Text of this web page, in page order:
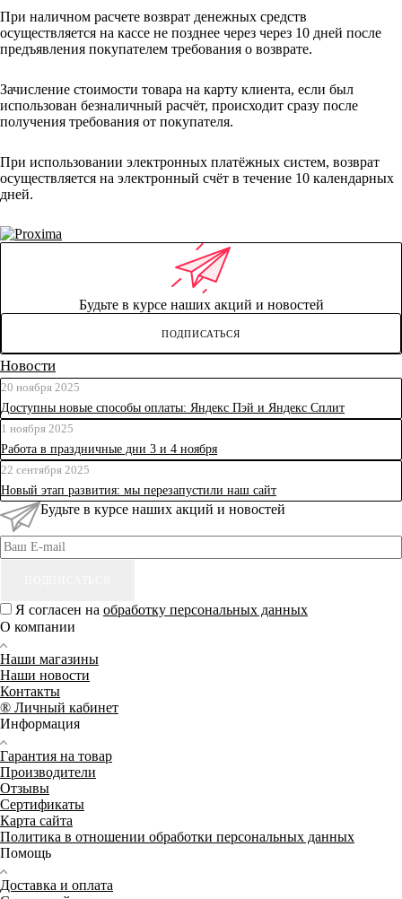
При наличном расчете возврат денежных средств
осуществляется на кассе не позднее через через 10 дней после
предъявления покупателем требования о возврате.
Зачисление стоимости товара на карту клиента, если был
использован безналичный расчёт, происходит сразу после
получения требования от покупателя.
При использовании электронных платёжных систем, возврат
осуществляется на электронный счёт в течение 10 календарных
дней.
Будьте в курсе наших акций и новостей
ПОДПИСАТЬСЯ
Новости
20 ноября 2025
Доступны новые способы оплаты: Яндекс Пэй и Яндекс Сплит
1 ноября 2025
Работа в праздничные дни 3 и 4 ноября
22 сентября 2025
Новый этап развития: мы перезапустили наш сайт
Будьте в курсе наших акций и новостей
Я согласен на обработку персональных данных
О компании
Наши магазины
Наши новости
Контакты
® Личный кабинет
Информация
Гарантия на товар
Производители
Отзывы
Сертификаты
Карта сайта
Политика в отношении обработки персональных данных
Помощь
Доставка и оплата